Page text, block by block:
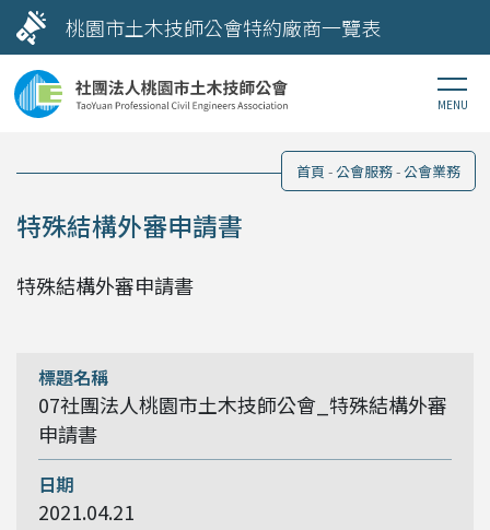
桃園市土木技師公會特約廠商一覽表
特殊結構外審申請書
首頁 公會服務 公會業務
特殊結構外審申請書
07社團法人桃園市土木技師公會_特殊結構外審
申請書
2021.04.21